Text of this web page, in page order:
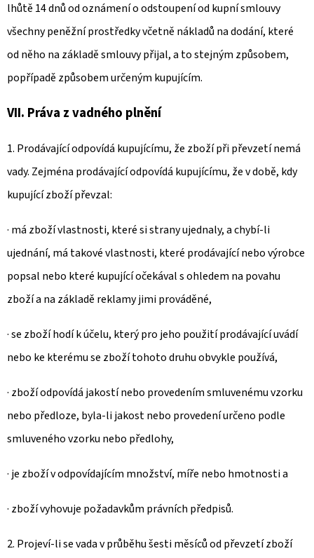
lhůtě 14 dnů od oznámení o odstoupení od kupní smlouvy
všechny peněžní prostředky včetně nákladů na dodání, které
od něho na základě smlouvy přijal, a to stejným způsobem,
popřípadě způsobem určeným kupujícím.
VII. Práva z vadného plnění
1. Prodávající odpovídá kupujícímu, že zboží při převzetí nemá
vady. Zejména prodávající odpovídá kupujícímu, že v době, kdy
kupující zboží převzal:
· má zboží vlastnosti, které si strany ujednaly, a chybí-li
ujednání, má takové vlastnosti, které prodávající nebo výrobce
popsal nebo které kupující očekával s ohledem na povahu
zboží a na základě reklamy jimi prováděné,
· se zboží hodí k účelu, který pro jeho použití prodávající uvádí
nebo ke kterému se zboží tohoto druhu obvykle používá,
· zboží odpovídá jakostí nebo provedením smluvenému vzorku
nebo předloze, byla-li jakost nebo provedení určeno podle
smluveného vzorku nebo předlohy,
· je zboží v odpovídajícím množství, míře nebo hmotnosti a
· zboží vyhovuje požadavkům právních předpisů.
2. Projeví-li se vada v průběhu šesti měsíců od převzetí zboží